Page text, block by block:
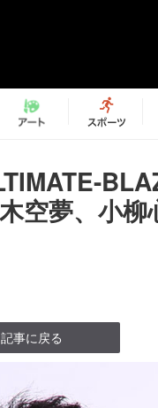
空夢、小柳
記事に戻る